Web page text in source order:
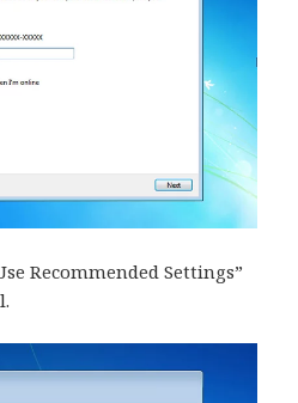
Recommended Settings”